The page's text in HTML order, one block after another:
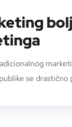
se drastično